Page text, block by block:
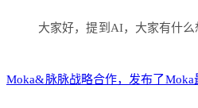
大家好，提到AI，大家有什
Moka&脉脉战略合作，发布了Moka